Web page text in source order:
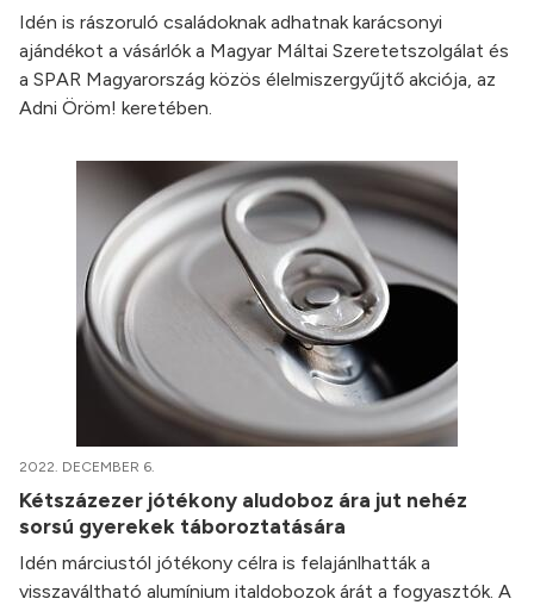
Idén is rászoruló családoknak adhatnak karácsonyi
ajándékot a vásárlók a Magyar Máltai Szeretetszolgálat és
a SPAR Magyarország közös élelmiszergyűjtő akciója, az
Adni Öröm! keretében.
2022. DECEMBER 6.
Kétszázezer jótékony aludoboz ára jut nehéz
sorsú gyerekek táboroztatására
Idén márciustól jótékony célra is felajánlhatták a
visszaváltható alumínium italdobozok árát a fogyasztók. A